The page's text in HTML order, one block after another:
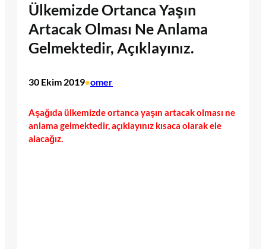
Ülkemizde Ortanca Yaşın
Artacak Olması Ne Anlama
Gelmektedir, Açıklayınız.
30 Ekim 2019•omer
Aşağıda ülkemizde ortanca yaşın artacak olması ne
anlama gelmektedir, açıklayınız kısaca olarak ele
alacağız.